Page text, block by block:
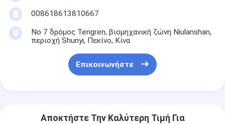
008618613810667
Νο 7 δρόμος Tengren, βιομηχανική ζώνη Niulanshan,
περιοχή Shunyi, Πεκίνο, Κίνα
Επικοινωνήστε
Αποκτήστε Την Καλύτερη Τιμή Για